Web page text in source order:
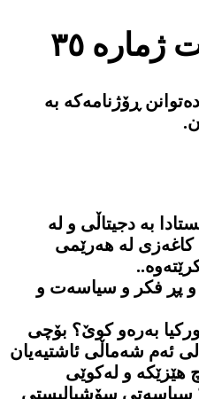
٣٥
ڕۆژنامەکە بە
ئێستادا بە دجیتاڵی و لە
کاغەزی لە هەرێمی
پڕ فکر و سیاسەت و
بەرەو کوێ؟ بۆچی
ئەم شەماڵی ئاشتیەیان
هێزێکە و لەکوێی
سیاسەتی سۆشیالیستی